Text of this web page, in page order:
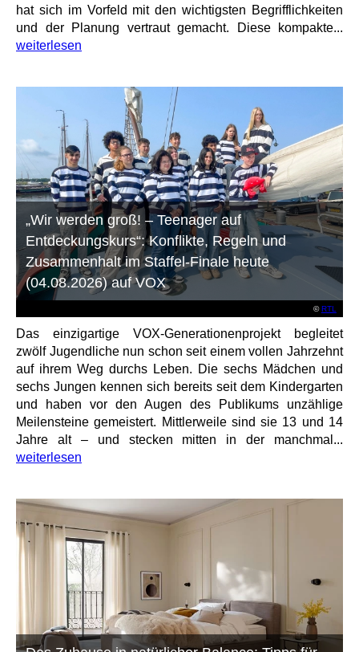
hat sich im Vorfeld mit den wichtigsten Begrifflichkeiten
und der Planung vertraut gemacht. Diese kompakte...
weiterlesen
©RTL
„Wir werden groß! – Teenager auf
Entdeckungskurs“: Konflikte, Regeln und
Zusammenhalt im Staffel-Finale heute
(04.08.2026) auf VOX
Das einzigartige VOX-Generationenprojekt begleitet
zwölf Jugendliche nun schon seit einem vollen Jahrzehnt
auf ihrem Weg durchs Leben. Die sechs Mädchen und
sechs Jungen kennen sich bereits seit dem Kindergarten
und haben vor den Augen des Publikums unzählige
Meilensteine gemeistert. Mittlerweile sind sie 13 und 14
Jahre alt – und stecken mitten in der manchmal...
weiterlesen